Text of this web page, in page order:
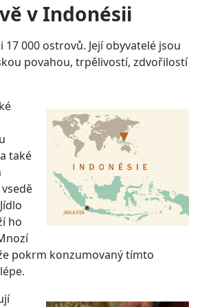
v Indonésii
17 000 ostrovů. Její obyvatelé jsou
povahou, trpělivostí, zdvořilostí
také
ho
pokrm konzumovaný tímto